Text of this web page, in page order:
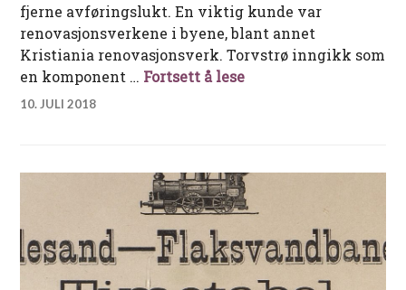
fjerne avføringslukt. En viktig kunde var
renovasjonsverkene i byene, blant annet
Kristiania renovasjonsverk. Torvstrø inngikk som
en komponent … Fortsett å leseTorvstrøfabrikken på
10. JULI 2018